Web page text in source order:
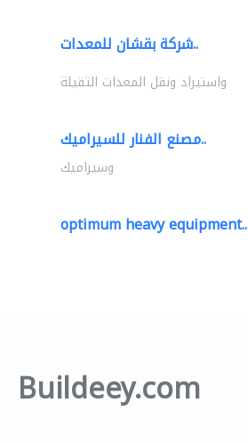
شركة بقشان للمعدات..
واستيراد ونقل المعدات الثقيلة
مصنع الفنار للسيراميك..
وسيراميك
optimum heavy equipment..
Buildeey.com